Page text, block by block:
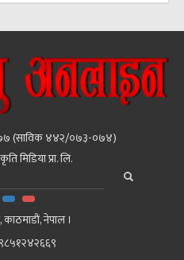
(साविक ४४२/०७३-०७४)
मिडिया प्रा. लि.
काठमाडाैं, नेपाल ।